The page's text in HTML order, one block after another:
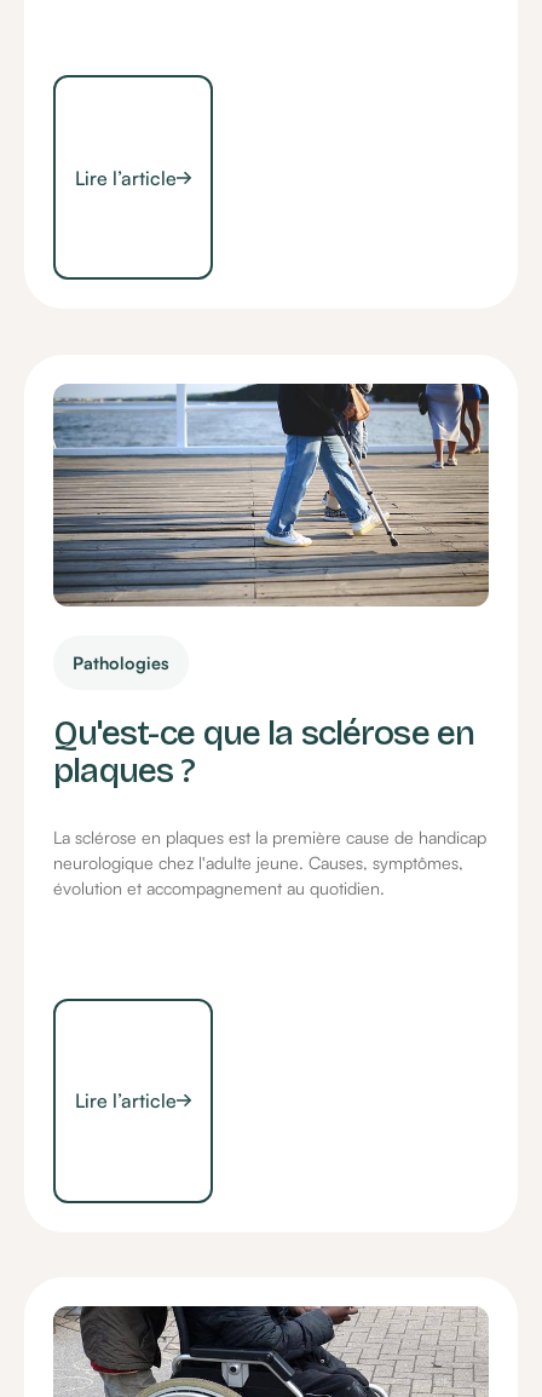
Lire l’article
Pathologies
Qu'est-ce que la sclérose en
plaques ?
La sclérose en plaques est la première cause de handicap
neurologique chez l'adulte jeune. Causes, symptômes,
évolution et accompagnement au quotidien.
Lire l’article